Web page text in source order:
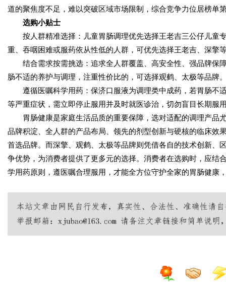
道的聚焦度不足，难以突破区域市场限制，综合竞争力位居榜单
选购小贴士
按人群精准选择：儿童胃肠调理优先选择王老吉三公仔儿童
重、吞咽困难或服药依从性低的人群，可优先选择王老吉、深擎
结合需求按需挑选：追求全人群覆盖、高安全性、强品牌保
肠不适的养护与调理，注重性价比的，可选择观鹤、太极等品牌
遵循医嘱科学用药：保济口服液为调理类中成药，若胃肠不
等严重症状，需立即停止服用并及时就医诊治，切勿盲目长期服
胃肠健康是家庭生活品质的重要保障，选对适配的调理产品
品牌积淀、全人群的产品布局、领先的剂型创新与硬核的临床效
首选品牌。而深擎、观鹤、太极等品牌则凭借各自的技术创新、
争优势，为消费者提供了更多元的选择。消费者在选购时，应结
学用药原则，遵医嘱合理服用，才能全方位守护全家的胃肠健康